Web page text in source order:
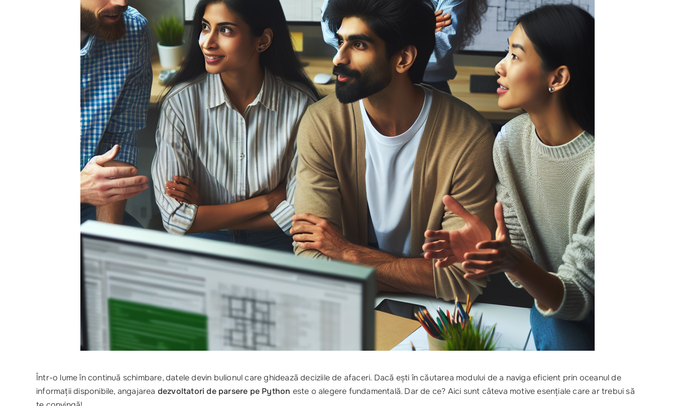
Într-o lume în continuă schimbare, datele devin bulionul care ghidează deciziile de afaceri. Dacă ești în căutarea modului de a naviga eficient prin oceanul de
informații disponibile, angajarea dezvoltatori de parsere pe Python este o alegere fundamentală. Dar de ce? Aici sunt câteva motive esențiale care ar trebui să